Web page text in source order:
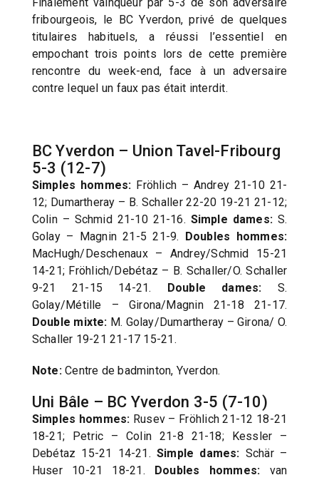
fribourgeois, le BC Yverdon, privé de quelques
titulaires habituels, a réussi l’essentiel en
empochant trois points lors de cette première
rencontre du week-end, face à un adversaire
contre lequel un faux pas était interdit.
BC Yverdon – Union Tavel-Fribourg
5-3 (12-7)
Simples hommes: Fröhlich – Andrey 21-10 21-
12; Dumartheray – B. Schaller 22-20 19-21 21-12;
Colin – Schmid 21-10 21-16. Simple dames:S.
Golay – Magnin 21-5 21-9. Doubles hommes:
MacHugh/Deschenaux – Andrey/Schmid 15-21
14-21; Fröhlich/Debétaz – B. Schaller/O. Schaller
9-21 21-15 14-21. Double dames: S.
Golay/Métille – Girona/Magnin 21-18 21-17.
Double mixte: M. Golay/Dumartheray – Girona/ O.
Schaller 19-21 21-17 15-21.
Note:Centre de badminton, Yverdon.
Uni Bâle – BC Yverdon 3-5 (7-10)
Simples hommes: Rusev – Fröhlich 21-12 18-21
18-21; Petric – Colin 21-8 21-18; Kessler –
Debétaz 15-21 14-21. Simple dames: Schär –
Huser 10-21 18-21. Doubles hommes: van